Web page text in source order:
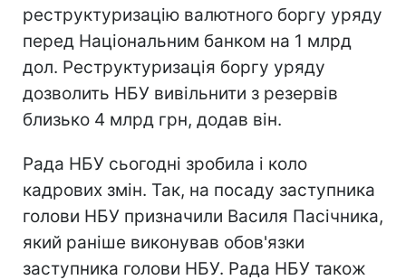
реструктуризацію валютного боргу уряду
перед Національним банком на 1 млрд
дол. Реструктуризація боргу уряду
дозволить НБУ вивільнити з резервів
близько 4 млрд грн, додав він.
Рада НБУ сьогодні зробила і коло
кадрових змін. Так, на посаду заступника
голови НБУ призначили Василя Пасічника,
який раніше виконував обов'язки
заступника голови НБУ. Рада НБУ також